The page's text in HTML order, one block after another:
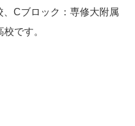
Cブロック：専修大附属
です。